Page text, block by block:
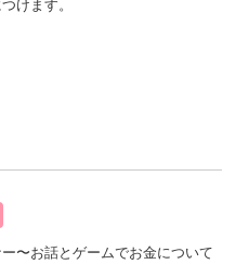
けます。
〜お話とゲームでお金について